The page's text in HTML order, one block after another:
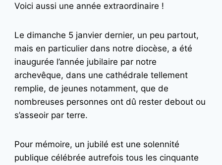
Voici aussi une année extraordinaire !
Le dimanche 5 janvier dernier, un peu partout,
mais en particulier dans notre diocèse, a été
inaugurée l’année jubilaire par notre
archevêque, dans une cathédrale tellement
remplie, de jeunes notamment, que de
nombreuses personnes ont dû rester debout ou
s’asseoir par terre.
Pour mémoire, un jubilé est une solennité
publique célébrée autrefois tous les cinquante